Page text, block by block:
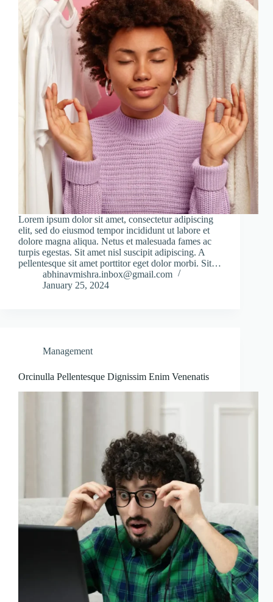
Lorem ipsum dolor sit amet, consectetur adipiscing
elit, sed do eiusmod tempor incididunt ut labore et
dolore magna aliqua. Netus et malesuada fames ac
turpis egestas. Sit amet nisl suscipit adipiscing. A
pellentesque sit amet porttitor eget dolor morbi. Sit…
abhinavmishra.inbox@gmail.com
January 25, 2024
Management
Orcinulla Pellentesque Dignissim Enim Venenatis